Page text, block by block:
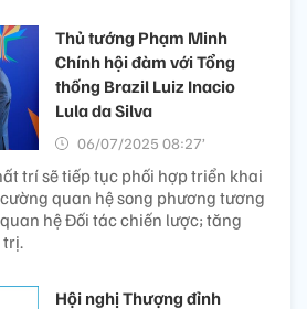
Thủ tướng Phạm Minh
Chính hội đàm với Tổng
thống Brazil Luiz Inacio
Lula da Silva
06/07/2025 08:27’
trí sẽ tiếp tục phối hợp triển khai
quan hệ song phương tương
hệ Đối tác chiến lược; tăng
trị.
Hội nghị Thượng đỉnh